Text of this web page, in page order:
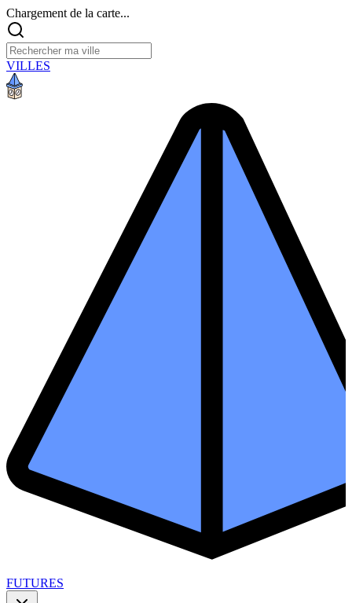
Chargement de la carte...
VILLES
FUTURES